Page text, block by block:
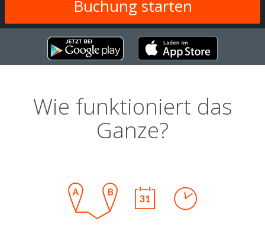
Wie funktioniert das
Ganze?